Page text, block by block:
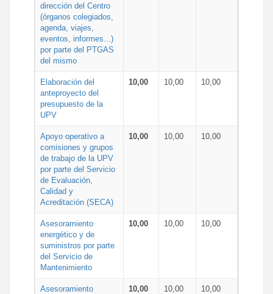
dirección del Centro
(órganos colegiados,
agenda, viajes,
eventos, informes...)
por parte del PTGAS
del mismo
Elaboración del
anteproyecto del
presupuesto de la
UPV
10,00 10,00 10,00
Apoyo operativo a
comisiones y grupos
de trabajo de la UPV
por parte del Servicio
de Evaluación,
Calidad y
Acreditación (SECA)
10,00 10,00 10,00
Asesoramiento
energético y de
suministros por parte
del Servicio de
Mantenimiento
10,00 10,00 10,00
Asesoramiento
10,00 10,00 10,00